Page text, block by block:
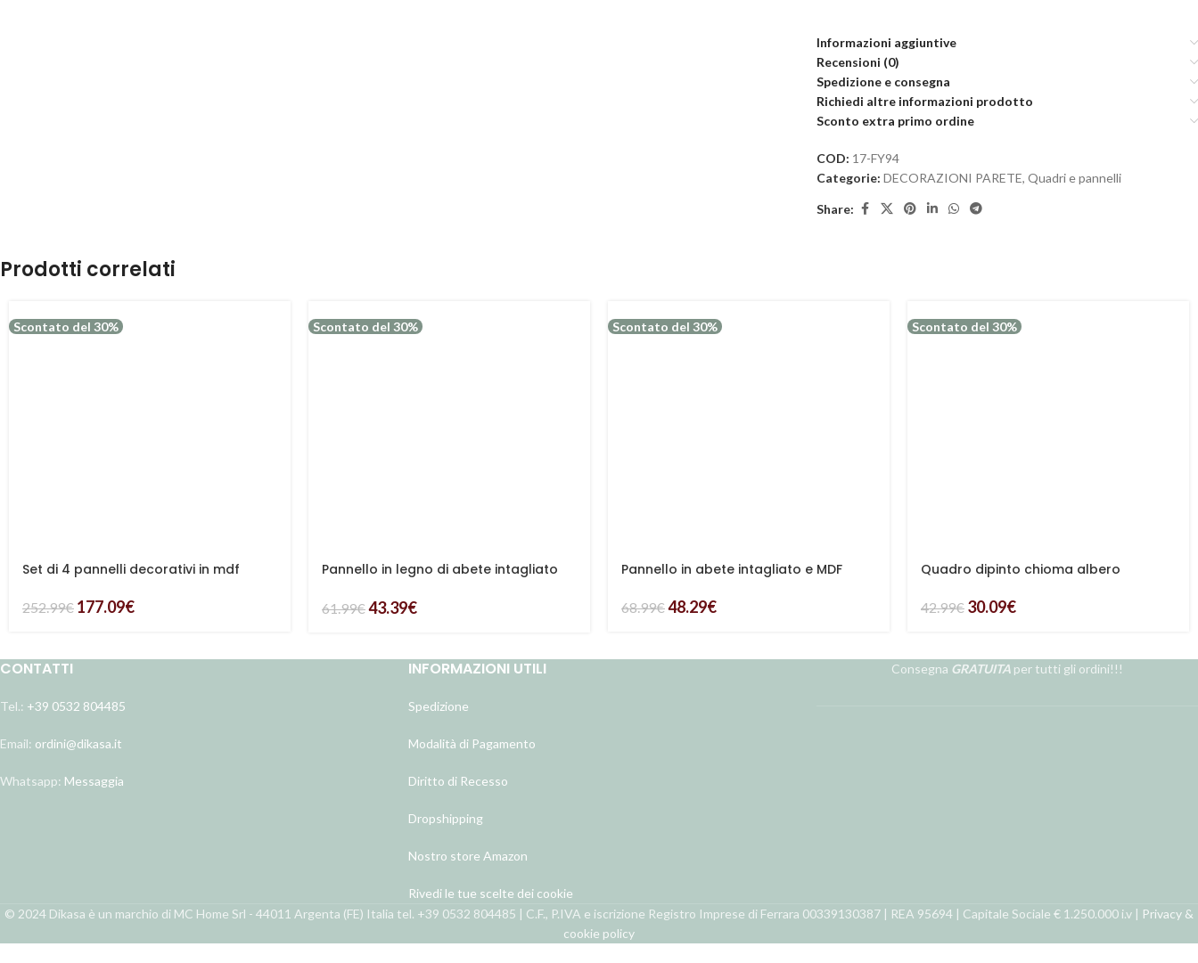
Informazioni aggiuntive
Recensioni (0)
Spedizione e consegna
Richiedi altre informazioni prodotto
Sconto extra primo ordine
COD: 17-FY94
Categorie: DECORAZIONI PARETE, Quadri e pannelli
Share:
Prodotti correlati
Scontato del 30%
Set di 4 pannelli decorativi in mdf
252.99€ 177.09€
Scontato del 30%
Pannello in legno di abete intagliato
61.99€43.39€
Scontato del 30%
Pannello in abete intagliato e MDF
68.99€48.29€
Scontato del 30%
Quadro dipinto chioma albero
42.99€ 30.09€
CONTATTI
Tel.: +39 0532 804485
Email: ordini@dikasa.it
Whatsapp: Messaggia
INFORMAZIONI UTILI
Spedizione
Modalità di Pagamento
Diritto di Recesso
Dropshipping
Nostro store Amazon
Rivedi le tue scelte dei cookie
Consegna GRATUITA per tutti gli ordini!!!
© 2024 Dikasa è un marchio di MC Home Srl - 44011 Argenta (FE) Italia tel. +39 0532 804485 | C.F., P.IVA e iscrizione Registro Imprese di Ferrara 00339130387 | REA 95694 | Capitale Sociale € 1.250.000 i.v | Privacy &
cookie policy